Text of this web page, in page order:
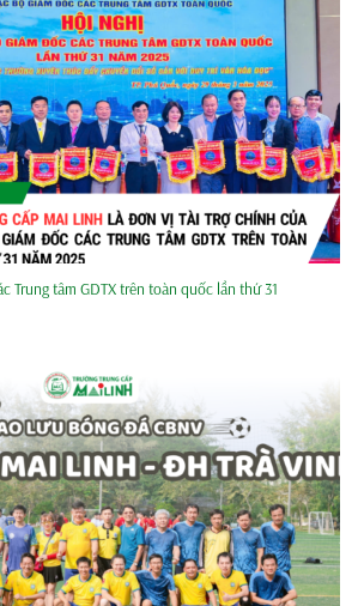
Trung tâm GDTX trên toàn quốc lần thứ 31